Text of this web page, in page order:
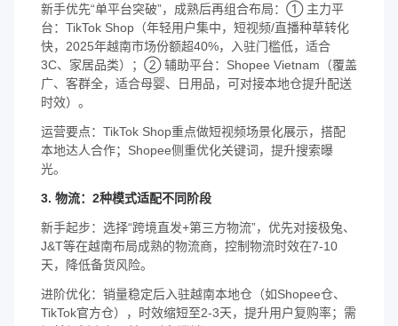
新手优先“单平台突破”，成熟后再组合布局：① 主力平
台：TikTok Shop（年轻用户集中，短视频/直播种草转化
快，2025年越南市场份额超40%，入驻门槛低，适合
3C、家居品类）；② 辅助平台：Shopee Vietnam（覆盖
广、客群全，适合母婴、日用品，可对接本地仓提升配送
时效）。
运营要点：TikTok Shop重点做短视频场景化展示，搭配
本地达人合作；Shopee侧重优化关键词，提升搜索曝
光。
3. 物流：2种模式适配不同阶段
新手起步：选择“跨境直发+第三方物流”，优先对接极兔、
J&T等在越南布局成熟的物流商，控制物流时效在7-10
天，降低备货风险。
进阶优化：销量稳定后入驻越南本地仓（如Shopee仓、
TikTok官方仓），时效缩短至2-3天，提升用户复购率；需